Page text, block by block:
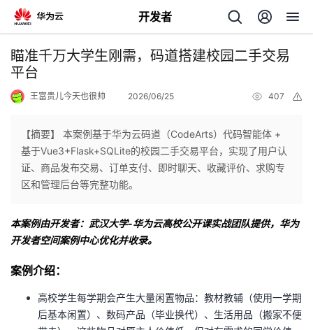
开发者
返
回
个
主
页
的
开
发
瞄准千万大学生刚需，码道搭建校园二手交易
平台
王富贵儿今天也很帅 2026/06/25 407
【摘要】 本案例基于华为云码道（CodeArts）代码智能体 +
基于Vue3+Flask+SQLite的校园二手交易平台，实现了用户认
证、商品发布交易、订单支付、即时聊天、收藏评价、求购专
区和管理后台等完整功能。
本案例由开发者：武汉大学-华为云高校公开课实战团队提供，华为
开发者空间案例中心优化并收录。
案例介绍：
高校学生每学期会产生大量闲置物品：教材教辅（使用一学期
后基本闲置）、数码产品（毕业换代）、生活用品（搬家不便